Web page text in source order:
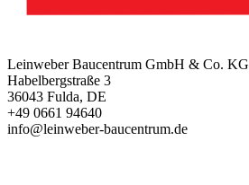
Leinweber Baucentrum GmbH & Co. KG
Habelbergstraße 3
36043 Fulda, DE
+49 0661 94640
info@leinweber-baucentrum.de